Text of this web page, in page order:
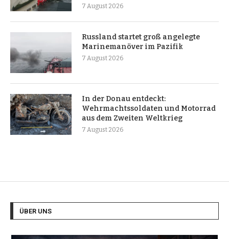
7 August 2026
Russland startet groß angelegte
Marinemanöver im Pazifik
7 August 2026
In der Donau entdeckt:
Wehrmachtssoldaten und Motorrad
aus dem Zweiten Weltkrieg
7 August 2026
ÜBER UNS